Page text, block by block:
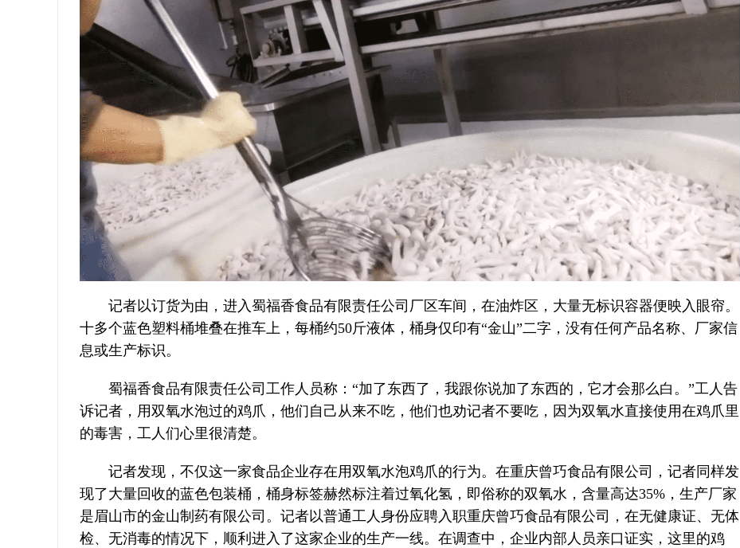
记者以订货为由，进入蜀福香食品有限责任公司厂区车间，在油炸区，大量无标识容器便映入眼帘。
十多个蓝色塑料桶堆叠在推车上，每桶约50斤液体，桶身仅印有“金山”二字，没有任何产品名称、厂家信
息或生产标识。
蜀福香食品有限责任公司工作人员称：“加了东西了，我跟你说加了东西的，它才会那么白。”工人告
诉记者，用双氧水泡过的鸡爪，他们自己从来不吃，他们也劝记者不要吃，因为双氧水直接使用在鸡爪里
的毒害，工人们心里很清楚。
记者发现，不仅这一家食品企业存在用双氧水泡鸡爪的行为。在重庆曾巧食品有限公司，记者同样发
现了大量回收的蓝色包装桶，桶身标签赫然标注着过氧化氢，即俗称的双氧水，含量高达35%，生产厂家
是眉山市的金山制药有限公司。记者以普通工人身份应聘入职重庆曾巧食品有限公司，在无健康证、无体
检、无消毒的情况下，顺利进入了这家企业的生产一线。在调查中，企业内部人员亲口证实，这里的鸡